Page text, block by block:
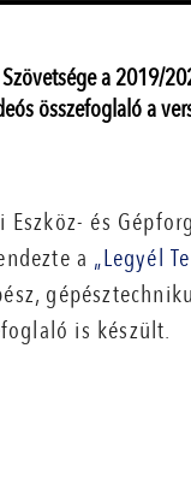
a 2019/
összefoglaló a
és
a „Legyél
is készült.